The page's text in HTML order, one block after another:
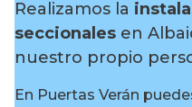
Realizamos la
seccionales en
nuestro propio
En Puertas Verán